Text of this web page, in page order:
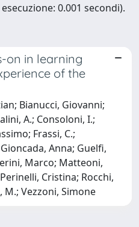
0.001 secondi).
on in learning
of the
Bianucci, Giovanni;
A.; Consoloni, I.;
Frassi, C.;
Anna; Guelfi,
Marco; Matteoni,
Cristina; Rocchi,
M.; Vezzoni, Simone